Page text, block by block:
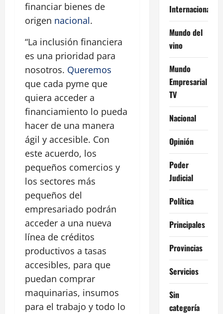
financiar bienes de
origen nacional.
“La inclusión financiera
es una prioridad para
nosotros. Queremos
que cada pyme que
quiera acceder a
financiamiento lo pueda
hacer de una manera
ágil y accesible. Con
este acuerdo, los
pequeños comercios y
los sectores más
pequeños del
empresariado podrán
acceder a una nueva
línea de créditos
productivos a tasas
accesibles, para que
puedan comprar
maquinarias, insumos
para el trabajo y todo lo
Internacional
Mundo del
vino
Mundo
Empresarial
TV
Nacional
Opinión
Poder
Judicial
Política
Principales
Provincias
Servicios
Sin
categoría